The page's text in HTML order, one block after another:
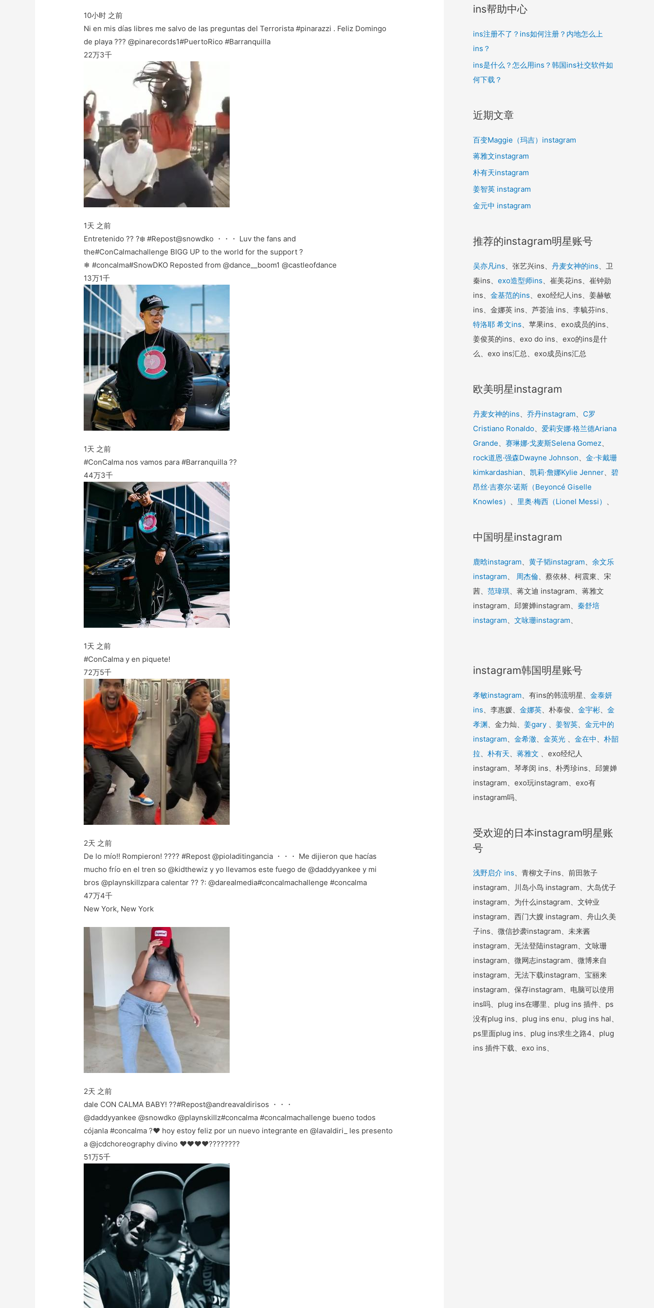
10小时 之前
Ni en mis días libres me salvo de las preguntas del Terrorista #pinarazzi . Feliz Domingo
de playa ??? @pinarecords1#PuertoRico #Barranquilla
22万3千
1天 之前
Entretenido ?? ?❄️ #Repost@snowdko ・・・ Luv the fans and
the#ConCalmachallenge BIGG UP to the world for the support ?
❄ #concalma#SnowDKO Reposted from @dance__boom1 @castleofdance
13万1千
1天 之前
#ConCalma nos vamos para #Barranquilla ??
44万3千
1天 之前
#ConCalma y en piquete!
72万5千
2天 之前
De lo mío!! Rompieron! ???? #Repost @pioladitingancia ・・・ Me dijieron que hacías
mucho frío en el tren so @kidthewiz y yo llevamos este fuego de @daddyyankee y mi
bros @playnskillzpara calentar ?? ?: @darealmedia#concalmachallenge #concalma
47万4千
New York, New York
2天 之前
dale CON CALMA BABY! ??#Repost@andreavaldirisos ・・・
@daddyyankee @snowdko @playnskillz#concalma #concalmachallenge bueno todos
cójanla #concalma ?❤️ hoy estoy feliz por un nuevo integrante en @lavaldiri_ les presento
a @jcdchoreography divino ❤️❤️❤️❤️????????
51万5千
ins帮助中心
ins注册不了？ins如何注册？内地怎么上
ins？
ins是什么？怎么用ins？韩国ins社交软件如
何下载？
近期文章
百变Maggie（玛吉）instagram
蒋雅文instagram
朴有天instagram
姜智英 instagram
金元中 instagram
推荐的instagram明星账号
吴亦凡ins 、张艺兴ins、 丹麦女神的ins 、卫
秦ins、 exo造型师ins 、崔美花ins、崔钟勋
ins、 金基范的ins 、exo经纪人ins、姜赫敏
ins、金娜英 ins、芦荟油 ins、李毓芬ins、
特洛耶 希文ins 、苹果ins、exo成员的ins、
姜俊英的ins、exo do ins、exo的ins是什
么、exo ins汇总、exo成员ins汇总
欧美明星instagram
丹麦女神的ins 乔丹instagram
C罗
Cristiano Ronaldo
爱莉安娜·格兰德Ariana
Grande
赛琳娜·戈麦斯Selena Gomez
rock道恩·强森Dwayne Johnson
金·卡戴珊
kimkardashian
凯莉·詹娜Kylie Jenner
碧
昂丝·吉赛尔·诺斯（Beyoncé Giselle
Knowles）
里奥·梅西（Lionel Messi）
中国明星instagram
鹿晗instagram 黄子韬instagram
余文乐
instagram
周杰倫 、蔡依林、柯震東、宋
茜、 范瑋琪 、蒋文迪 instagram、蒋雅文
instagram、邱箫婵instagram、 秦舒培
instagram
文咏珊instagram
instagram韩国明星账号
孝敏instagram 、有ins的韩流明星、 金泰妍
ins 、李惠媛、 金娜英 、朴泰俊、 金宇彬
金
孝渊 、金力灿、 姜gary 姜智英
金元中的
instagram
金希澈 金英光 金在中
朴韶
拉
朴有天 蒋雅文 、exo经纪人
instagram、琴孝闵 ins、朴秀珍ins、邱箫婵
instagram、exo玩instagram、exo有
instagram吗、
受欢迎的日本instagram明星账
号
浅野启介 ins 、青柳文子ins、前田敦子
instagram、川岛小鸟 instagram、大岛优子
instagram、为什么instagram、文钟业
instagram、西门大嫂 instagram、舟山久美
子ins、微信抄袭instagram、未来酱
instagram、无法登陆instagram、文咏珊
instagram、微网志instagram、微博来自
instagram、无法下载instagram、宝丽来
instagram、保存instagram、电脑可以使用
ins吗、plug ins在哪里、plug ins 插件、ps
没有plug ins、plug ins enu、plug ins hal、
ps里面plug ins、plug ins求生之路4、plug
ins 插件下载、exo ins、